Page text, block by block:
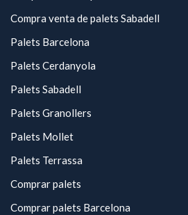
Compra venta de palets Sabadell
Palets Barcelona
Palets Cerdanyola
Palets Sabadell
Palets Granollers
Palets Mollet
Palets Terrassa
Comprar palets
Comprar palets Barcelona